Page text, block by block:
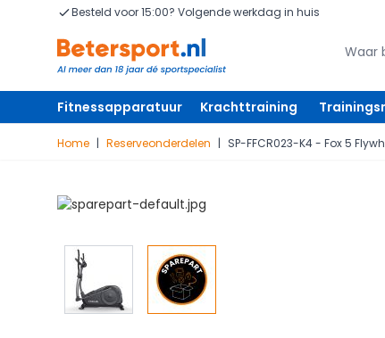
Ga naar de inhoudBesteld voor 15:00? Volgende werkdag in huis
Zoeken
Fitnessapparatuur Krachttraining
Home | Reserveonderdelen | SP-FFCR023-K4 - Fox 5